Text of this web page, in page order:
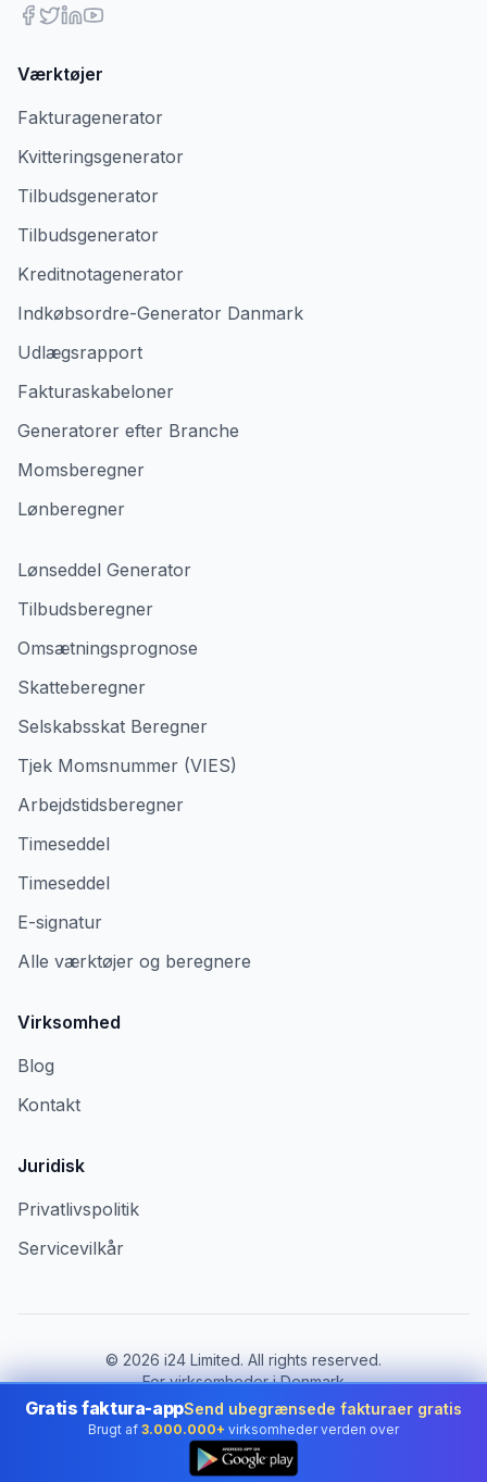
Værktøjer
Fakturagenerator
Kvitteringsgenerator
Tilbudsgenerator
Tilbudsgenerator
Kreditnotagenerator
Indkøbsordre-Generator Danmark
Udlægsrapport
Fakturaskabeloner
Generatorer efter Branche
Momsberegner
Lønberegner
Lønseddel Generator
Tilbudsberegner
Omsætningsprognose
Skatteberegner
Selskabsskat Beregner
Tjek Momsnummer (VIES)
Arbejdstidsberegner
Timeseddel
Timeseddel
E-signatur
Alle værktøjer og beregnere
Virksomhed
Blog
Kontakt
Juridisk
Privatlivspolitik
Servicevilkår
© 2026 i24 Limited. All rights reserved.
For virksomheder i Denmark
Skift land:
Denmark
Gratis faktura-appSend ubegrænsede fakturaer gratis
Brugt af 3.000.000+ virksomheder verden over